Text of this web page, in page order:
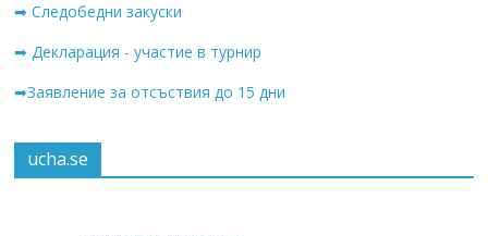
➡ Следобедни закуски
➡ Декларация - участие в турнир
➡Заявление за отсъствия до 15 дни
ucha.se